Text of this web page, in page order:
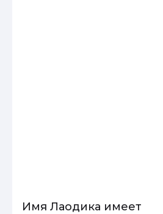
Имя Лаодика имеет